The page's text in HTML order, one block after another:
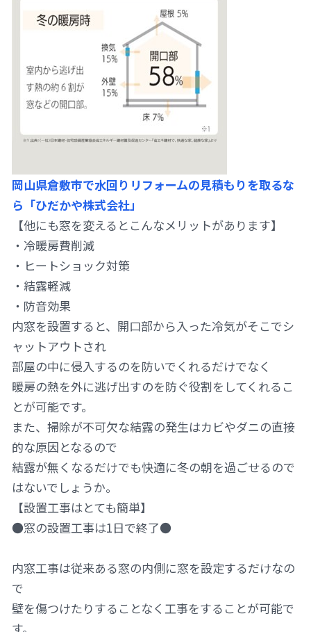
岡山県倉敷市で水回りリフォームの見積もりを取るな
ら「ひだかや株式会社」
【他にも窓を変えるとこんなメリットがあります】
・冷暖房費削減
・ヒートショック対策
・結露軽減
・防音効果
内窓を設置すると、開口部から入った冷気がそこでシ
ャットアウトされ
部屋の中に侵入するのを防いでくれるだけでなく
暖房の熱を外に逃げ出すのを防ぐ役割をしてくれるこ
とが可能です。
また、掃除が不可欠な結露の発生はカビやダニの直接
的な原因となるので
結露が無くなるだけでも快適に冬の朝を過ごせるので
はないでしょうか。
【設置工事はとても簡単】
●窓の設置工事は1日で終了●
内窓工事は従来ある窓の内側に窓を設定するだけなの
で
壁を傷つけたりすることなく工事をすることが可能で
す。